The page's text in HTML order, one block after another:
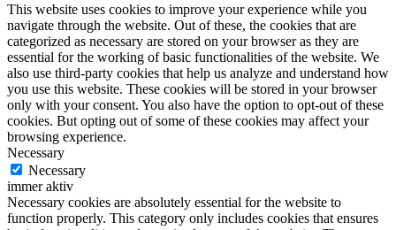
This website uses cookies to improve your experience while you
navigate through the website. Out of these, the cookies that are
categorized as necessary are stored on your browser as they are
essential for the working of basic functionalities of the website. We
also use third-party cookies that help us analyze and understand how
you use this website. These cookies will be stored in your browser
only with your consent. You also have the option to opt-out of these
cookies. But opting out of some of these cookies may affect your
browsing experience.
Necessary
Necessary
immer aktiv
Necessary cookies are absolutely essential for the website to
function properly. This category only includes cookies that ensures